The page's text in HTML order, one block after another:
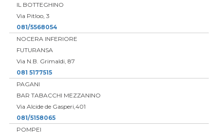
IL BOTTEGHINO
Via Pitloo, 3
081/5568054
NOCERA INFERIORE
FUTURANSA
Via N.B. Grimaldi, 87
081 5177515
PAGANI
BAR TABACCHI MEZZANINO
Via Alcide de Gasperi,401
081/5158065
POMPEI